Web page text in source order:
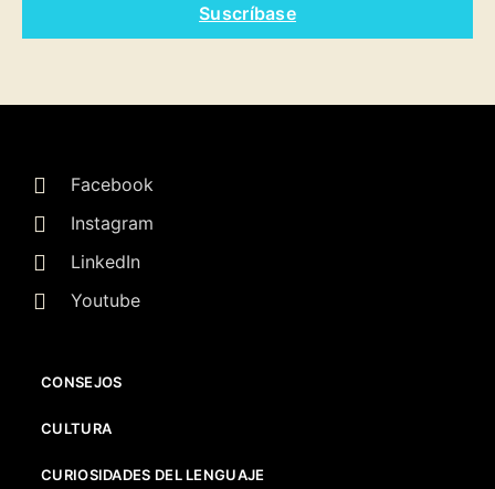
Suscríbase
Facebook
Instagram
LinkedIn
Youtube
CONSEJOS
CULTURA
CURIOSIDADES DEL LENGUAJE